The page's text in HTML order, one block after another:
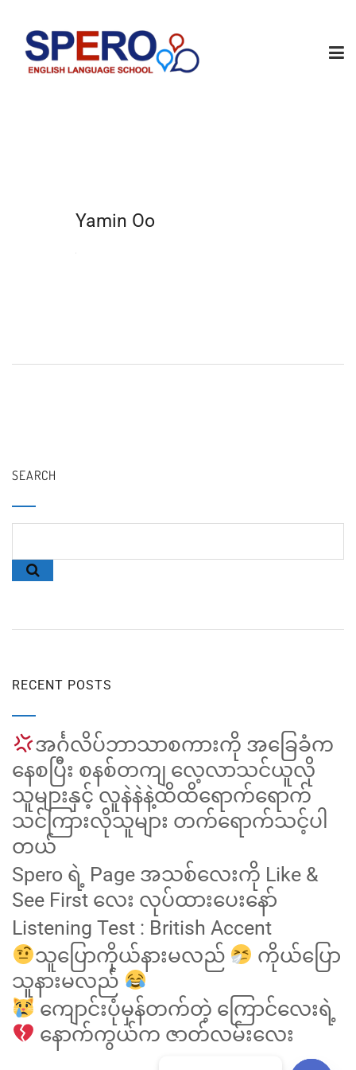
Yamin Oo
SEARCH
RECENT POSTS
အင်္ဂလိပ်ဘာသာစကားကို အခြေခံက
နေစပြီး စနစ်တကျ လေ့လာသင်ယူလို
သူများနှင့် လူနဲနဲနဲ့ထိထိရောက်ရောက်
သင်ကြားလိုသူများ တက်ရောက်သင့်ပါ
တယ်
Spero ရဲ့ Page အသစ်လေးကို Like &
See First လေး လုပ်ထားပေးနော်
Listening Test : British Accent
သူပြောကိုယ်နားမလည်
ကိုယ်ပြော
သူနားမလည်
ကျောင်းပုံမှန်တက်တဲ့ ကြောင်လေးရဲ့
နောက်ကွယ်က ဇာတ်လမ်းလေး